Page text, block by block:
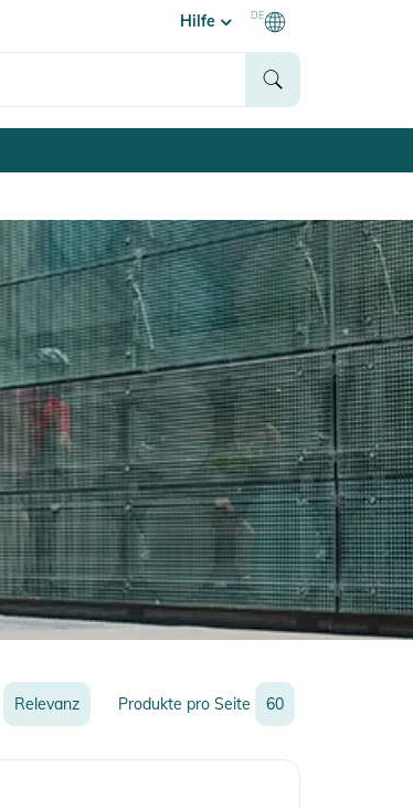
Hilfe DE
Relevanz
Neueste
Produkte pro Seite 60